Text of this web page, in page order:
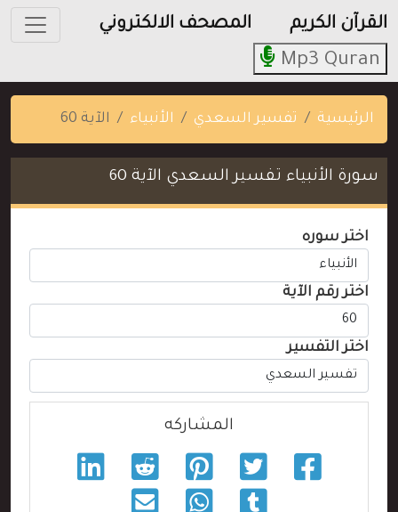
القرآن الكريم المصحف الالكتروني
Mp3 Quran
الرئيسية تفسير السعدي الأنبياء الآية 60
سورة الأنبياء تفسير السعدي الآية 60
اختر سوره
اختر رقم الآية
اختر التفسير
المشاركه